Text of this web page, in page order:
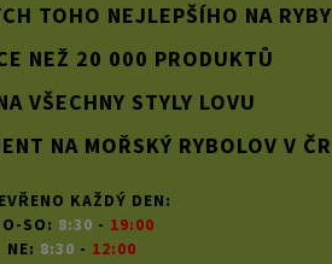
TOHO NEJLEPŠÍHO NA RYBY
NEŽ 20 000 PRODUKTŮ
VŠECHNY STYLY LOVU
NA MOŘSKÝ RYBOLOV V ČR
KAŽDÝ DEN:
SO: 8:30 - 19:00
NE: 8:30 - 12:00